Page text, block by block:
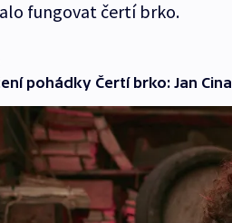
fungovat čertí brko.
pohádky Čertí brko: Jan Cina